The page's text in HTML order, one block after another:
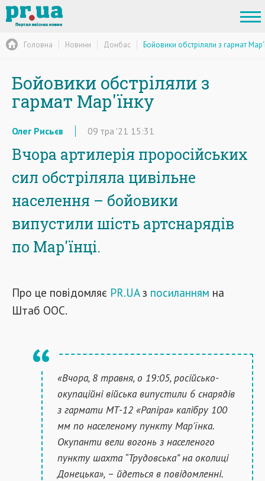
Головна Новини Донбас Бойовики обстріляли з гармат
Бойовики обстріляли з
гармат Мар'їнку
Олег Рисьєв 09 тра '21 15:31
Вчора артилерія проросійських
сил обстріляла цивільне
населення – бойовики
випустили шість артснарядів
по Мар'їнці.
Про це повідомляє PR.UAз посиланням на
Штаб ООС.
«Вчора, 8 травня, о 19:05, російсько-
окупаційні війська випустили 6 снарядів
з гармати МТ-12 «Рапіра» калібру 100
мм по населеному пункту Мар'їнка.
Окупанти вели вогонь з населеного
пункту шахта “Трудовська” на околиці
Донецька», – йдеться в повідомленні.